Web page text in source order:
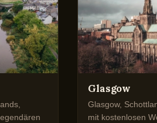
Glasgow
Glasgow,
mit kostenlosen